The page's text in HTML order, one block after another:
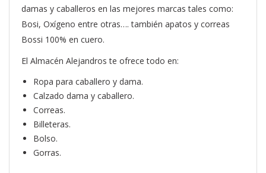
damas y caballeros en las mejores marcas tales como:
Bosi, Oxígeno entre otras…. también apatos y correas
Bossi 100% en cuero.
El Almacén Alejandros te ofrece todo en:
Ropa para caballero y dama.
Calzado dama y caballero.
Correas.
Billeteras.
Bolso.
Gorras.